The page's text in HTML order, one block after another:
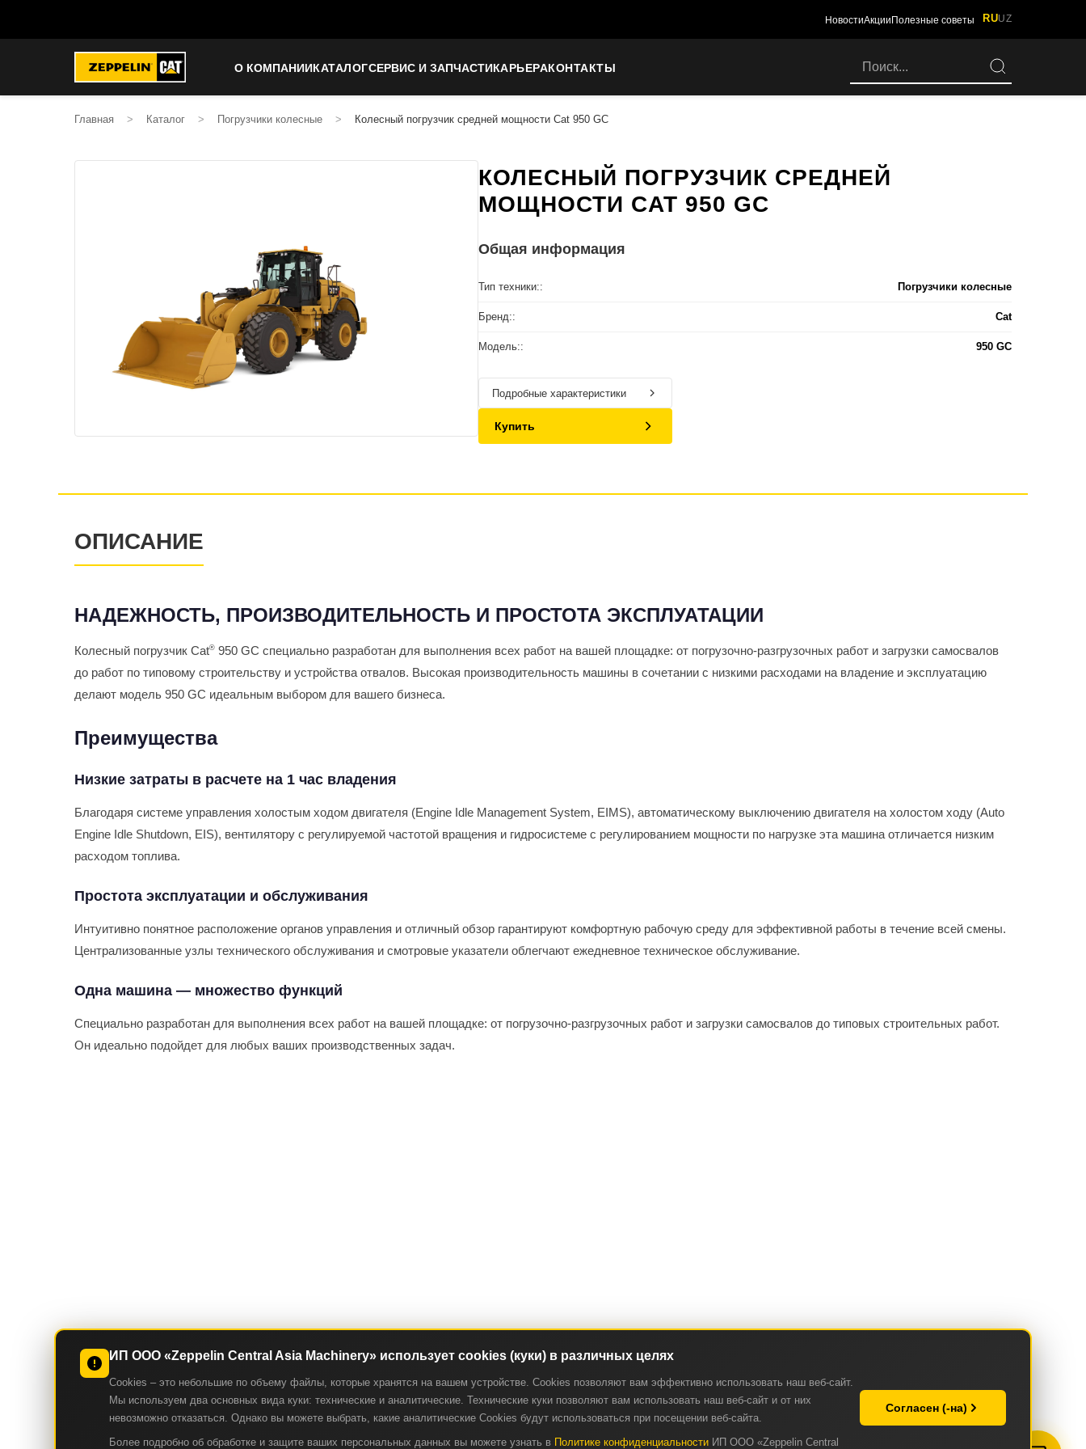
НовостиАкции Полезные советы RUUZ
О КОМПАНИИКАТАЛОГСЕРВИС И ЗАПЧАСТИКАРЬЕРАКОНТАКТЫ
Главная > Каталог > Погрузчики колесные > Колесный погрузчик средней мощности Cat 950 GC
КОЛЕСНЫЙ ПОГРУЗЧИК СРЕДНЕЙ
МОЩНОСТИ CAT 950 GC
Общая информация
Тип техники:: Погрузчики колесные
Бренд:: Cat
Модель:: 950 GC
Подробные характеристики
Купить
ОПИСАНИЕ
НАДЕЖНОСТЬ, ПРОИЗВОДИТЕЛЬНОСТЬ И ПРОСТОТА ЭКСПЛУАТАЦИИ
Колесный погрузчик Cat® 950 GC специально разработан для выполнения всех работ на вашей площадке: от погрузочно-разгрузочных работ и загрузки самосвалов
до работ по типовому строительству и устройства отвалов. Высокая производительность машины в сочетании с низкими расходами на владение и эксплуатацию
делают модель 950 GC идеальным выбором для вашего бизнеса.
Преимущества
Низкие затраты в расчете на 1 час владения
Благодаря системе управления холостым ходом двигателя (Engine Idle Management System, EIMS), автоматическому выключению двигателя на холостом ходу (Auto
Engine Idle Shutdown, EIS), вентилятору с регулируемой частотой вращения и гидросистеме с регулированием мощности по нагрузке эта машина отличается низким
расходом топлива.
Простота эксплуатации и обслуживания
Интуитивно понятное расположение органов управления и отличный обзор гарантируют комфортную рабочую среду для эффективной работы в течение всей смены.
Централизованные узлы технического обслуживания и смотровые указатели облегчают ежедневное техническое обслуживание.
Одна машина — множество функций
Специально разработан для выполнения всех работ на вашей площадке: от погрузочно-разгрузочных работ и загрузки самосвалов до типовых строительных работ.
Он идеально подойдет для любых ваших производственных задач.
ИП ООО «Zeppelin Central Asia Machinery» использует cookies (куки) в различных целях
Cookies – это небольшие по объему файлы, которые хранятся на вашем устройстве. Cookies позволяют вам эффективно использовать наш веб-сайт.
Мы используем два основных вида куки: технические и аналитические. Технические куки позволяют вам использовать наш веб-сайт и от них
невозможно отказаться. Однако вы можете выбрать, какие аналитические Cookies будут использоваться при посещении веб-сайта.
Более подробно об обработке и защите ваших персональных данных вы можете узнать в Политике конфиденциальности ИП ООО «Zeppelin Central
Согласен (-на)